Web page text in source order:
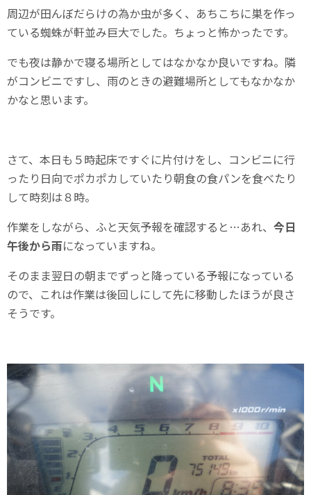
周辺が田んぼだらけの為か虫が多く、あちこちに巣を作っ
ている蜘蛛が軒並み巨大でした。ちょっと怖かったです。
でも夜は静かで寝る場所としてはなかなか良いですね。隣
がコンビニですし、雨のときの避難場所としてもなかなか
かなと思います。
さて、本日も５時起床ですぐに片付けをし、コンビニに行
ったり日向でポカポカしていたり朝食の食パンを食べたり
して時刻は８時。
作業をしながら、ふと天気予報を確認すると…あれ、 今日
午後から雨になっていますね。
そのまま翌日の朝までずっと降っている予報になっている
ので、これは作業は後回しにして先に移動したほうが良さ
そうです。